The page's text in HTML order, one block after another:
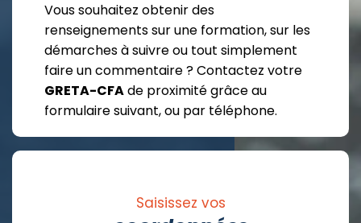
Vous souhaitez obtenir des
renseignements sur une formation, sur les
démarches à suivre ou tout simplement
faire un commentaire ? Contactez votre
GRETA-CFAde proximité grâce au
formulaire suivant, ou par téléphone.
Saisissez vos